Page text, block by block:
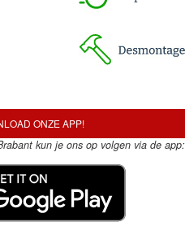
ONZE APP!
kun je ons op volgen via de app: